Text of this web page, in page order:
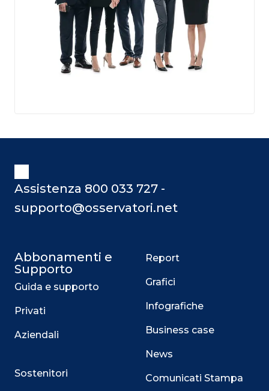
Assistenza 800 033 727 -
supporto@osservatori.net
Abbonamenti e
Supporto
Guida e supporto
Privati
Aziendali
Sostenitori
Report
Grafici
Infografiche
Business case
News
Comunicati Stampa